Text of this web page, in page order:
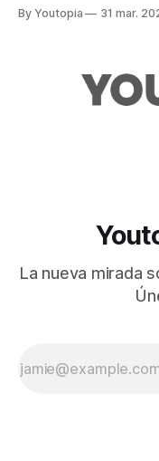
By Youtopia 31 mar.
La nueva mirada